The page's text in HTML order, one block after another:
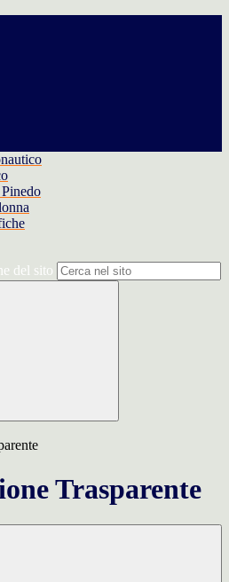
del sito
Trasparente